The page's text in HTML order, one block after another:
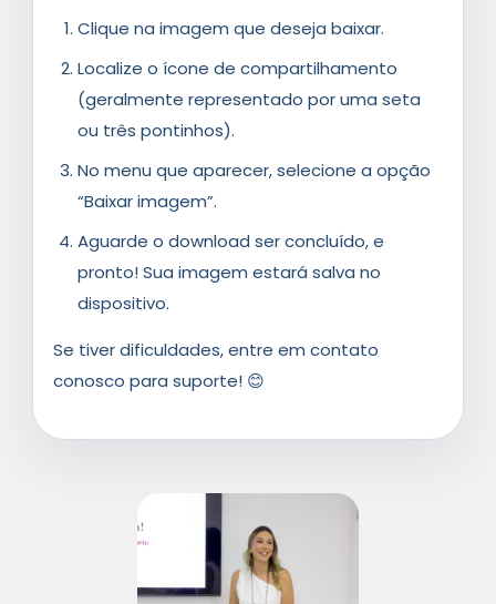
Clique na imagem que deseja baixar.
Localize o ícone de compartilhamento
(geralmente representado por uma seta
ou três pontinhos).
No menu que aparecer, selecione a opção
“Baixar imagem”.
Aguarde o download ser concluído, e
pronto! Sua imagem estará salva no
dispositivo.
Se tiver dificuldades, entre em contato
conosco para suporte! 😊